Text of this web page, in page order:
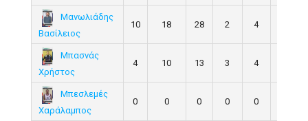
Μανωλιάδης
Βασίλειος
10 18 28 2 4
Μπασνάς
Χρήστος
4 10 13 3 4
Μπεσλεμές
Χαράλαμπος
0 0 0 0 0